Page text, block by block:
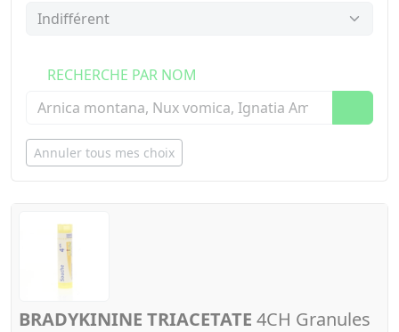
RECHERCHE PAR NOM
Annuler tous mes choix
BRADYKININE TRIACETATE 4CH Granules